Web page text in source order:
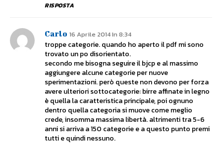
RISPOSTA
Carlo 16 Aprile 2014 In 8:34
troppe categorie. quando ho aperto il pdf mi sono
trovato un po disorientato.
secondo me bisogna seguire il bjcp e al massimo
aggiungere alcune categorie per nuove
sperimentazioni. però queste non devono per forza
avere ulteriori sottocategorie: birre affinate in legno
è quella la caratteristica principale, poi ognuno
dentro quella categoria si muove come meglio
crede, insomma massima libertà. altrimenti tra 5-6
anni si arriva a 150 categorie e a questo punto premi
tutti e quindi nessuno.